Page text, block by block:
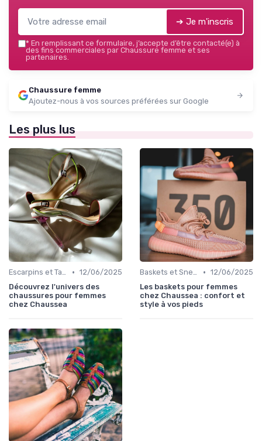
➔ Je m'inscris
* En remplissant ce formulaire, j’accepte d’être contacté(e) à
des fins commerciales par Chaussure femme et ses
partenaires.
Chaussure femme
Ajoutez-nous à vos sources préférées sur Google
Les plus lus
Escarpins et Talons • 12/06/2025
Découvrez l'univers des
chaussures pour femmes
chez Chaussea
Baskets et Sneakers • 12/06/2025
Les baskets pour femmes
chez Chaussea : confort et
style à vos pieds